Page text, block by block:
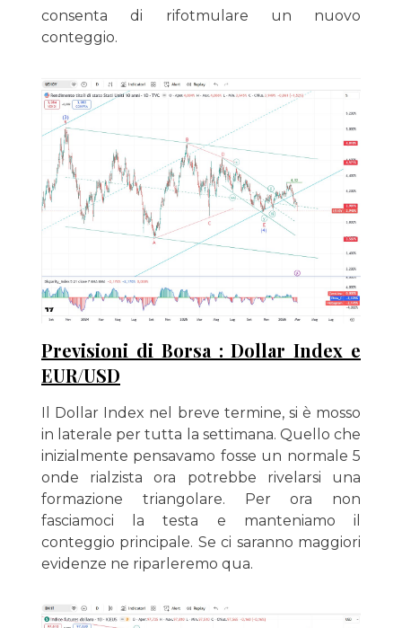
consenta di rifotmulare un nuovo
conteggio.
Previsioni di Borsa : Dollar Index e
EUR/USD
Il Dollar Index nel breve termine, si è mosso
in laterale per tutta la settimana. Quello che
inizialmente pensavamo fosse un normale 5
onde rialzista ora potrebbe rivelarsi una
formazione triangolare. Per ora non
fasciamoci la testa e manteniamo il
conteggio principale. Se ci saranno maggiori
evidenze ne riparleremo qua.